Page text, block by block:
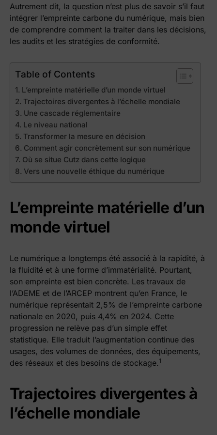
Autrement dit, la question n’est plus de savoir s’il faut
intégrer l’empreinte carbone du numérique, mais bien
de comprendre comment la traiter dans les décisions,
les audits et les stratégies de conformité.
Table of Contents
L’empreinte matérielle d’un monde virtuel
Trajectoires divergentes à l’échelle mondiale
Une cascade réglementaire
Le niveau national
Transformer la mesure en décision
Comment agir concrètement sur son numérique
Où se situe Cutz dans cette logique
Vers une nouvelle éthique du numérique
L’empreinte matérielle d’un
monde virtuel
Le numérique a longtemps été associé à la rapidité, à
la fluidité et à une forme d’immatérialité. Pourtant,
son empreinte est bien concrète. Les travaux de
l’ADEME et de l’ARCEP montrent qu’en France, le
numérique représentait 2,5% de l’empreinte carbone
nationale en 2020, puis 4,4% en 2024. Cette
progression ne relève pas d’un simple effet
statistique. Elle traduit l’augmentation continue des
usages, des volumes de données, des équipements,
des réseaux et des besoins de stockage. 1
Trajectoires divergentes à
l’échelle mondiale